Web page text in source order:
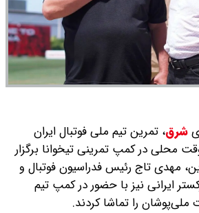
شرق، تمرین تیم ملی فوتبال ایران
از ساعت ۱۳ به وقت محلی در کمپ تمرینی تیخوانا برگزار
مهدی تاج رئیس فدراسیون فوتبال و
ایرانی نیز با حضور در کمپ تیم
ملی‌پوشان را تماشا کردند.